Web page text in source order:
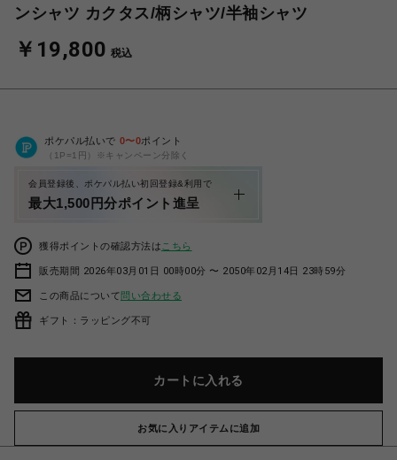
ンシャツ カクタス/柄シャツ/半袖シャツ
￥19,800 税込
ポケパル払いで 0〜0ポイント
（1P=1円）※キャンペーン分除く
会員登録後、ポケパル払い初回登録&利用で
最大1,500円分ポイント進呈
獲得ポイントの確認方法は こちら
販売期間 2026年03月01日 00時00分 〜 2050年02月14日 23時59分
この商品について問い合わせる
ギフト：ラッピング不可
カートに入れる
お気に入りアイテムに追加